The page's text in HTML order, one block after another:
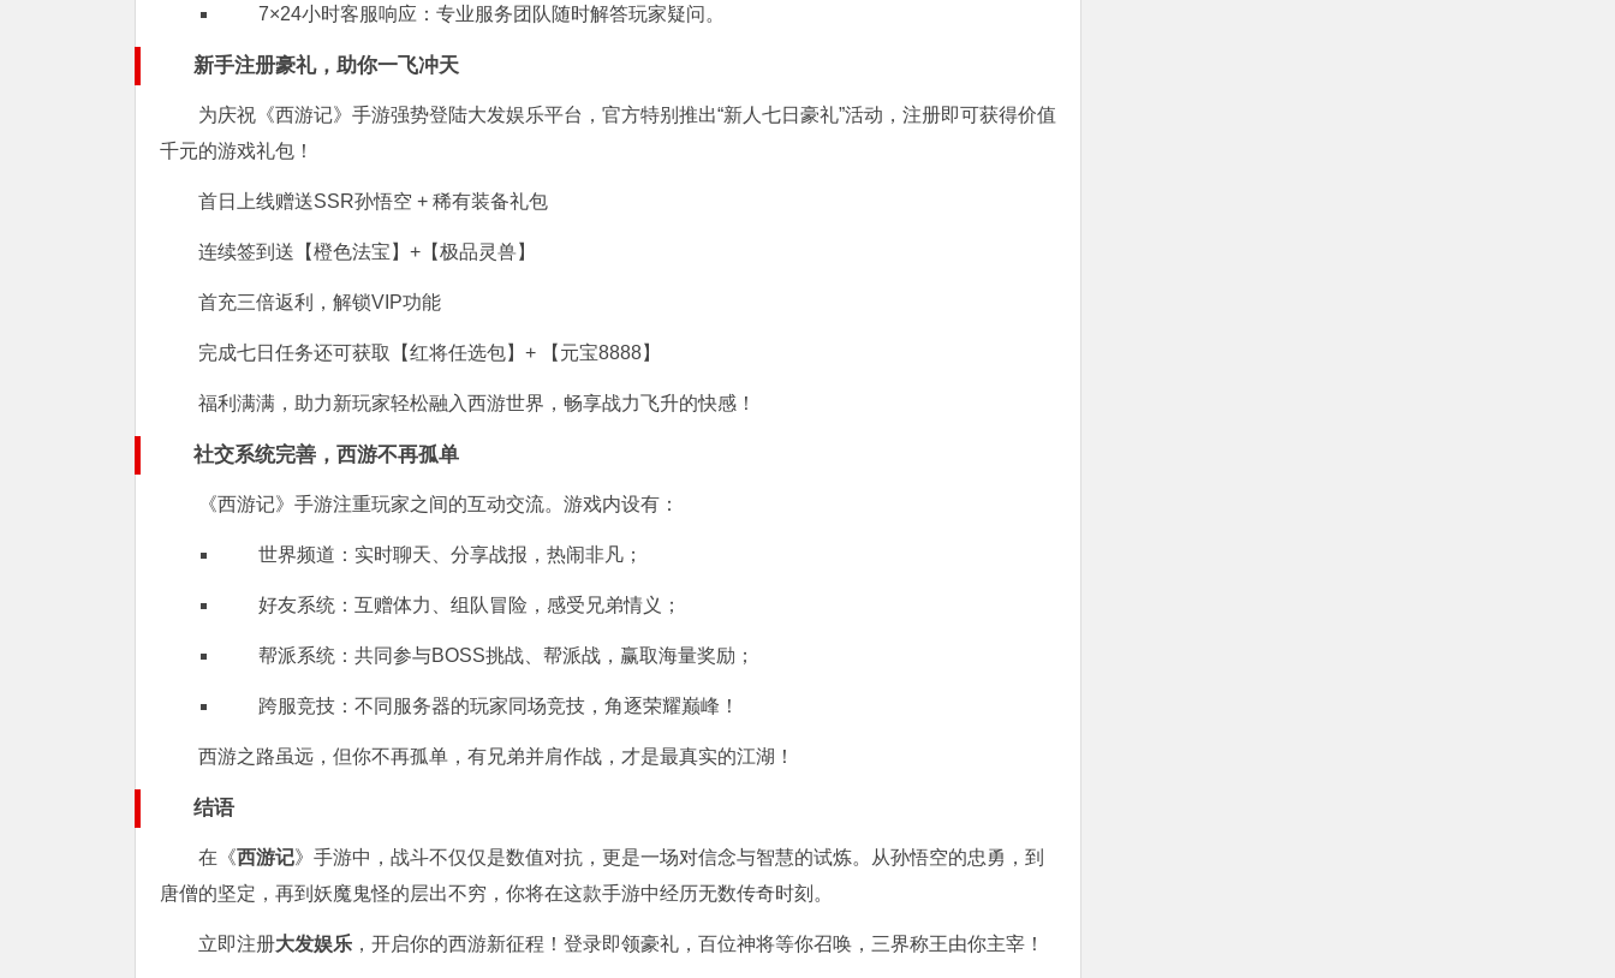
7×24小时客服响应：专业服务团队随时解答玩家疑问。
新手注册豪礼，助你一飞冲天
为庆祝《西游记》手游强势登陆大发娱乐平台，官方特别推出“新人七日豪礼”活动，注册即可获得价值
千元的游戏礼包！
首日上线赠送SSR孙悟空 + 稀有装备礼包
连续签到送【橙色法宝】+【极品灵兽】
首充三倍返利，解锁VIP功能
完成七日任务还可获取【红将任选包】+ 【元宝8888】
福利满满，助力新玩家轻松融入西游世界，畅享战力飞升的快感！
社交系统完善，西游不再孤单
《西游记》手游注重玩家之间的互动交流。游戏内设有：
世界频道：实时聊天、分享战报，热闹非凡；
好友系统：互赠体力、组队冒险，感受兄弟情义；
帮派系统：共同参与BOSS挑战、帮派战，赢取海量奖励；
跨服竞技：不同服务器的玩家同场竞技，角逐荣耀巅峰！
西游之路虽远，但你不再孤单，有兄弟并肩作战，才是最真实的江湖！
结语
在《西游记》手游中，战斗不仅仅是数值对抗，更是一场对信念与智慧的试炼。从孙悟空的忠勇，到
唐僧的坚定，再到妖魔鬼怪的层出不穷，你将在这款手游中经历无数传奇时刻。
立即注册大发娱乐 ，开启你的西游新征程！登录即领豪礼，百位神将等你召唤，三界称王由你主宰！